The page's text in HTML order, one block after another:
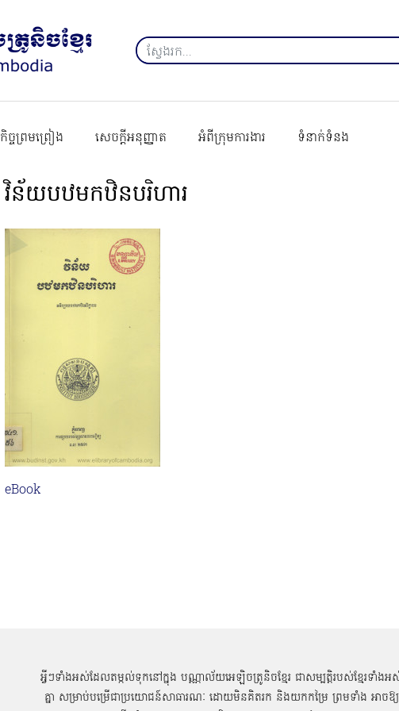
កិច្ចព្រមព្រៀង សេចក្ដីអនុញ្ញាត អំពីក្រុមការងារ ទំនាក់ទំនង
វិន័យបឋមកឋិនបរិហារ
eBook
អ្វីៗទាំងអស់ដែលតម្កល់ទុកនៅក្នុង បណ្ណាល័យអេឡិចត្រូនិចខ្មែរ ជាសម្បតិ្តរបស់ខ្មែរទាំងអ
គ្នា សម្រាប់បម្រើជាប្រយោជន៍សាធារណៈ ដោយមិនគិតរក និងយកកម្រៃ ព្រមទាំង អាចឱ្យ